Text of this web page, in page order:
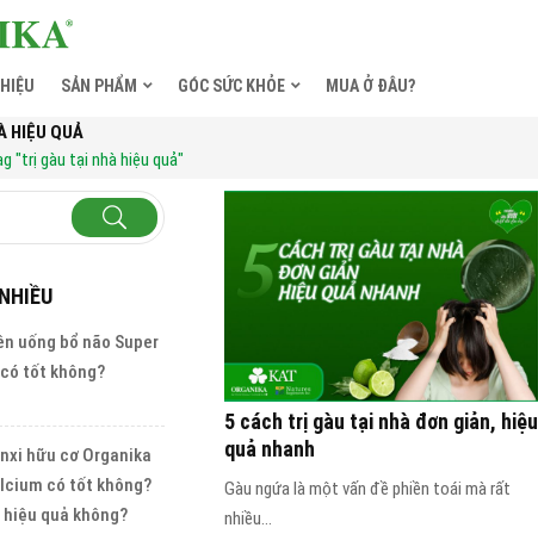
SẢN PHẨM GÓC SỨC KHỎE MUA Ở ĐÂU?
HIỆU QUẢ
"trị gàu tại nhà hiệu quả"
uống bổ não Super
tốt không?
hữu cơ Organika
có tốt không?
hiệu quả không?
5 cách trị gàu tại nhà đơn giản, hiệu
quả nhanh
Gàu ngứa là một vấn đề phiền toái mà rất
nhiều...